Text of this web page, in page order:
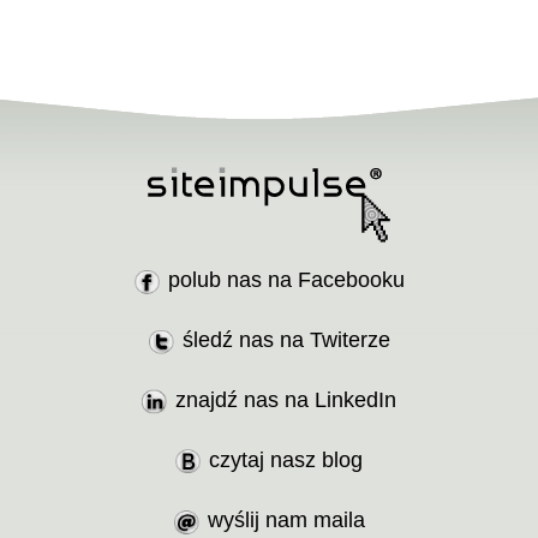
polub nas na Facebooku
śledź nas na Twiterze
znajdź nas na LinkedIn
czytaj nasz blog
wyślij nam maila